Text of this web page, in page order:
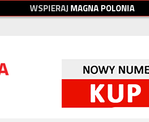
WSPIERAJMAGNAPOLONIA